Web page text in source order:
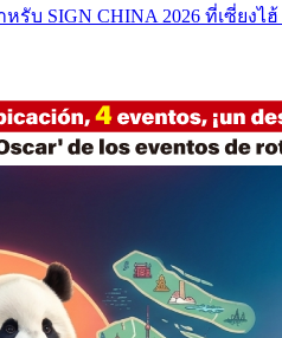
หรับ SIGN CHINA 2026 ที่เซี่